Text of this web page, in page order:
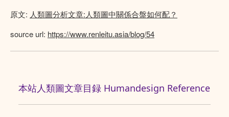
原文: 人類圖分析文章:人類圖中關係合盤如何配？
source url: https://www.renleitu.asia/blog/54
本站人類圖文章目録 Humandesign Reference